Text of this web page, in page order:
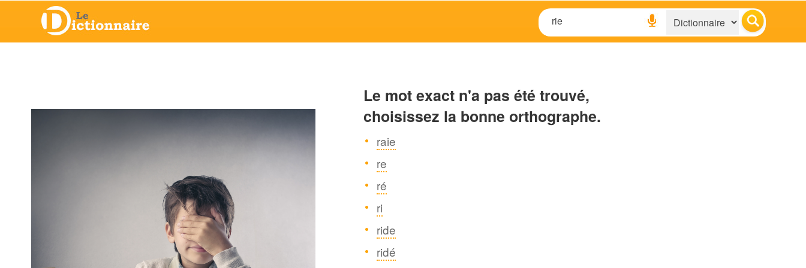
Le mot exact n'a pas été trouvé,
choisissez la bonne orthographe.
raie
re
ré
ri
ride
ridé